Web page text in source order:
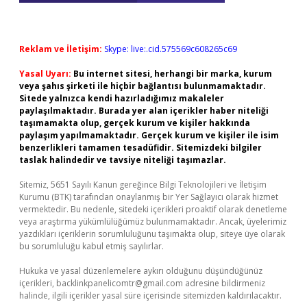
Reklam ve İletişim: Skype: live:.cid.575569c608265c69
Yasal Uyarı: Bu internet sitesi, herhangi bir marka, kurum
veya şahıs şirketi ile hiçbir bağlantısı bulunmamaktadır.
Sitede yalnızca kendi hazırladığımız makaleler
paylaşılmaktadır. Burada yer alan içerikler haber niteliği
taşımamakta olup, gerçek kurum ve kişiler hakkında
paylaşım yapılmamaktadır. Gerçek kurum ve kişiler ile isim
benzerlikleri tamamen tesadüfidir. Sitemizdeki bilgiler
taslak halindedir ve tavsiye niteliği taşımazlar.
Sitemiz, 5651 Sayılı Kanun gereğince Bilgi Teknolojileri ve İletişim
Kurumu (BTK) tarafından onaylanmış bir Yer Sağlayıcı olarak hizmet
vermektedir. Bu nedenle, sitedeki içerikleri proaktif olarak denetleme
veya araştırma yükümlülüğümüz bulunmamaktadır. Ancak, üyelerimiz
yazdıkları içeriklerin sorumluluğunu taşımakta olup, siteye üye olarak
bu sorumluluğu kabul etmiş sayılırlar.
Hukuka ve yasal düzenlemelere aykırı olduğunu düşündüğünüz
içerikleri, backlinkpanelicomtr@gmail.com adresine bildirmeniz
halinde, ilgili içerikler yasal süre içerisinde sitemizden kaldırılacaktır.